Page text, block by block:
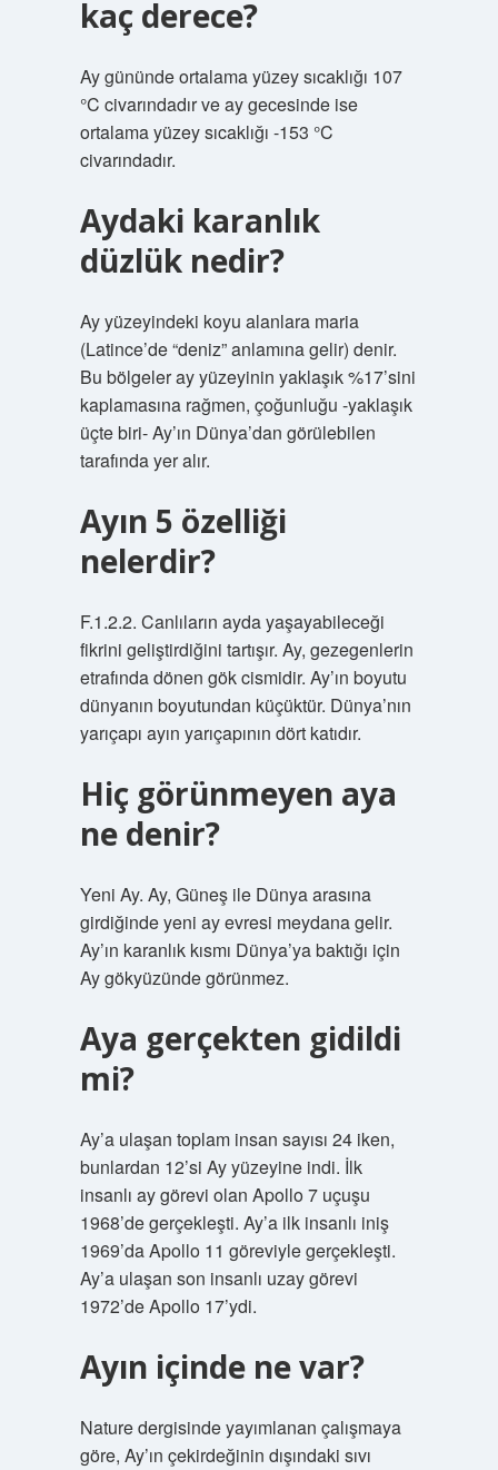
kaç derece?
Ay gününde ortalama yüzey sıcaklığı 107
°C civarındadır ve ay gecesinde ise
ortalama yüzey sıcaklığı -153 °C
civarındadır.
Aydaki karanlık
düzlük nedir?
Ay yüzeyindeki koyu alanlara maria
(Latince’de “deniz” anlamına gelir) denir.
Bu bölgeler ay yüzeyinin yaklaşık %17’sini
kaplamasına rağmen, çoğunluğu -yaklaşık
üçte biri- Ay’ın Dünya’dan görülebilen
tarafında yer alır.
Ayın 5 özelliği
nelerdir?
F.1.2.2. Canlıların ayda yaşayabileceği
fikrini geliştirdiğini tartışır. Ay, gezegenlerin
etrafında dönen gök cismidir. Ay’ın boyutu
dünyanın boyutundan küçüktür. Dünya’nın
yarıçapı ayın yarıçapının dört katıdır.
Hiç görünmeyen aya
ne denir?
Yeni Ay. Ay, Güneş ile Dünya arasına
girdiğinde yeni ay evresi meydana gelir.
Ay’ın karanlık kısmı Dünya’ya baktığı için
Ay gökyüzünde görünmez.
Aya gerçekten gidildi
mi?
Ay’a ulaşan toplam insan sayısı 24 iken,
bunlardan 12’si Ay yüzeyine indi. İlk
insanlı ay görevi olan Apollo 7 uçuşu
1968’de gerçekleşti. Ay’a ilk insanlı iniş
1969’da Apollo 11 göreviyle gerçekleşti.
Ay’a ulaşan son insanlı uzay görevi
1972’de Apollo 17’ydi.
Ayın içinde ne var?
Nature dergisinde yayımlanan çalışmaya
göre, Ay’ın çekirdeğinin dışındaki sıvı